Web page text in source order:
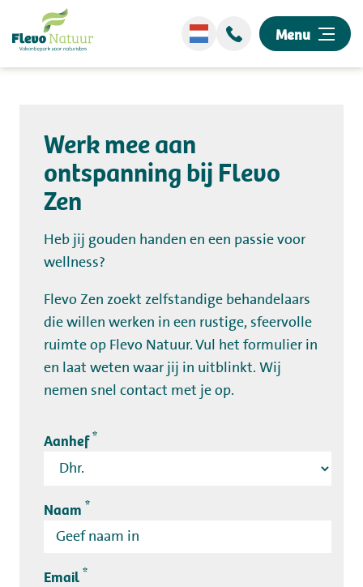
Menu
Overnachten
Ontdek ons park
Events
Omgeving
Informatie
Kamperen
Huren
Wellness
Werk mee aan
ontspanning bij Flevo
Zen
Heb jij gouden handen en een passie voor
wellness?
Flevo Zen zoekt zelfstandige behandelaars
die willen werken in een rustige, sfeervolle
ruimte op Flevo Natuur. Vul het formulier in
en laat weten waar jij in uitblinkt. Wij
nemen snel contact met je op.
Aanhef*
Naam *
Email *